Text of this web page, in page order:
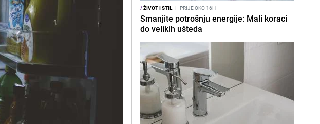
/ŽIVOT I STIL I PRIJE OKO 16H
Smanjite potrošnju energije: Mali koraci
do velikih ušteda